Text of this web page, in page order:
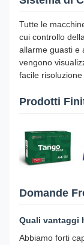
Tutte le
cui controllo
allarme guasti e
vengono
facile risoluzione
Prodotti
Domande
Quali vantaggi
Abbiamo forti